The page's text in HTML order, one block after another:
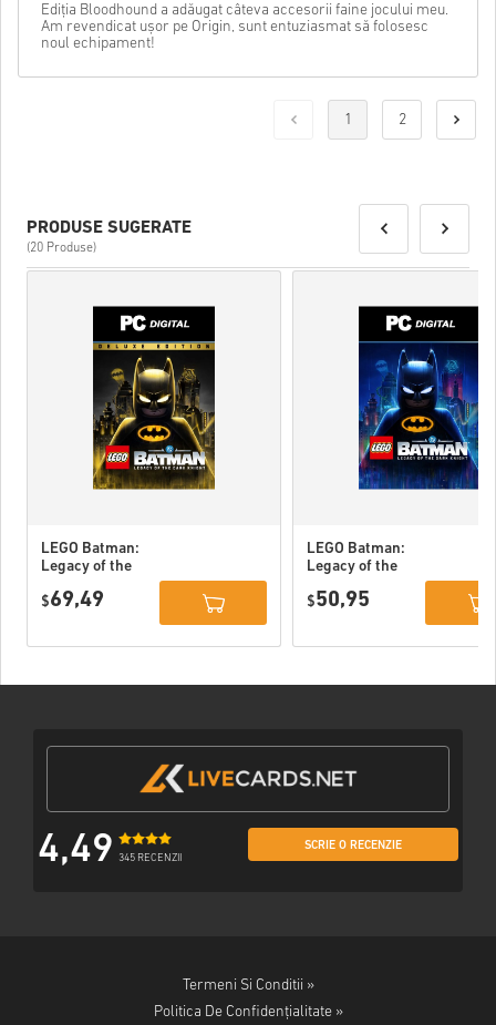
Ediția Bloodhound a adăugat câteva accesorii faine jocului meu.
Am revendicat ușor pe Origin, sunt entuziasmat să folosesc
noul echipament!
1 2
PRODUSE SUGERATE
(20 Produse)
LEGO Batman:
Legacy of the
Deluxe Edition
$69,49
LEGO Batman:
Legacy of the
(STEAM) EU
$50,95
4,49 345 RECENZII
SCRIE O RECENZIE
Termeni Si Conditii »
Politica De Confidențialitate »